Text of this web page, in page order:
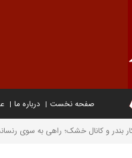
صفحه نخست درباره ما
بندر و کانال خشک؛ راهی به سوی